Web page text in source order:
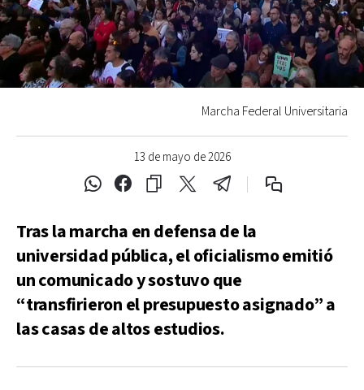
13 de mayo de 2026
Marcha Federal Universitaria
Tras la marcha en defensa de la
universidad pública, el oficialismo emitió
un comunicado y sostuvo que
“transfirieron el presupuesto asignado” a
las casas de altos estudios.